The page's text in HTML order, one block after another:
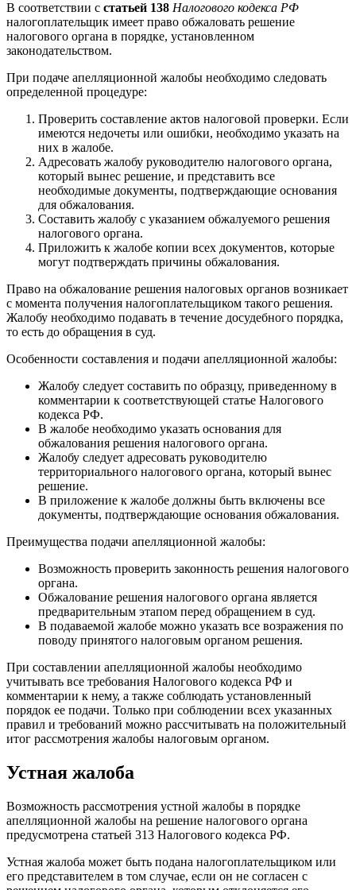
В соответствии с статьей 138 Налогового кодекса РФ
налогоплательщик имеет право обжаловать решение
налогового органа в порядке, установленном
законодательством.
При подаче апелляционной жалобы необходимо следовать
определенной процедуре:
Проверить составление актов налоговой проверки. Если
имеются недочеты или ошибки, необходимо указать на
них в жалобе.
Адресовать жалобу руководителю налогового органа,
который вынес решение, и представить все
необходимые документы, подтверждающие основания
для обжалования.
Составить жалобу с указанием обжалуемого решения
налогового органа.
Приложить к жалобе копии всех документов, которые
могут подтверждать причины обжалования.
Право на обжалование решения налоговых органов возникает
с момента получения налогоплательщиком такого решения.
Жалобу необходимо подавать в течение досудебного порядка,
то есть до обращения в суд.
Особенности составления и подачи апелляционной жалобы:
Жалобу следует составить по образцу, приведенному в
комментарии к соответствующей статье Налогового
кодекса РФ.
В жалобе необходимо указать основания для
обжалования решения налогового органа.
Жалобу следует адресовать руководителю
территориального налогового органа, который вынес
решение.
В приложение к жалобе должны быть включены все
документы, подтверждающие основания обжалования.
Преимущества подачи апелляционной жалобы:
Возможность проверить законность решения налогового
органа.
Обжалование решения налогового органа является
предварительным этапом перед обращением в суд.
В подаваемой жалобе можно указать все возражения по
поводу принятого налоговым органом решения.
При составлении апелляционной жалобы необходимо
учитывать все требования Налогового кодекса РФ и
комментарии к нему, а также соблюдать установленный
порядок ее подачи. Только при соблюдении всех указанных
правил и требований можно рассчитывать на положительный
итог рассмотрения жалобы налоговым органом.
Устная жалоба
Возможность рассмотрения устной жалобы в порядке
апелляционной жалобы на решение налогового органа
предусмотрена статьей 313 Налогового кодекса РФ.
Устная жалоба может быть подана налогоплательщиком или
его представителем в том случае, если он не согласен с